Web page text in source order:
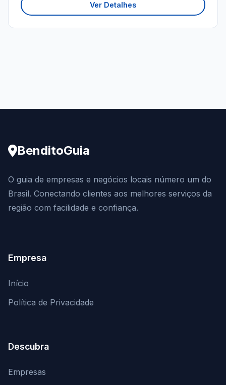
Ver Detalhes
BenditoGuia
O guia de empresas e negócios locais número um do
Brasil. Conectando clientes aos melhores serviços da
região com facilidade e confiança.
Empresa
Início
Política de Privacidade
Descubra
Empresas